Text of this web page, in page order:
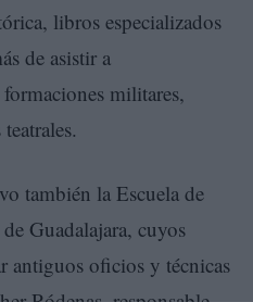
libros especializados
de asistir a
militares,
también la Escuela de
Guadalajara, cuyos
antiguos oficios y técnicas